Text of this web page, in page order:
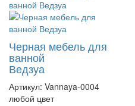
Черная мебель для
ванной
Ведзуа
Артикул: Vannaya-0004
любой цвет